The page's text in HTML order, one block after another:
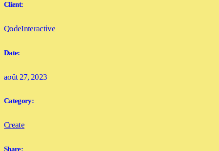
Client:
QodeInteractive
Date:
août 27, 2023
Category:
Create
Share: